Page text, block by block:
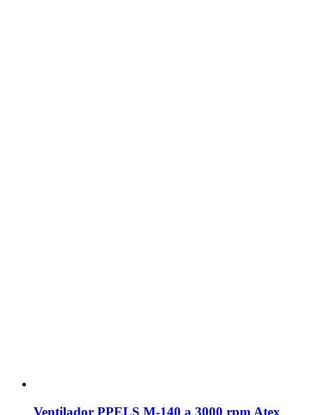
Ventilador PPELS M-140 a 3000 rpm Atex